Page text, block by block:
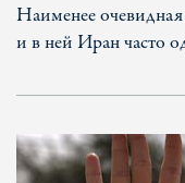
Наименее
и в ней Иран часто